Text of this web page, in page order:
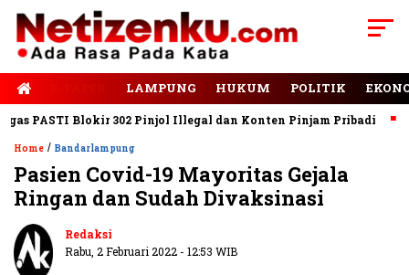
LAMPUNG HUKUM POLITIK
Blokir 302 Pinjol Illegal dan Konten Pinjam Pribadi
Home / Bandarlampung
Pasien Covid-19 Mayoritas Gejala
Ringan dan Sudah Divaksinasi
Redaksi
Rabu, 2 Februari 2022 - 12:53 WIB